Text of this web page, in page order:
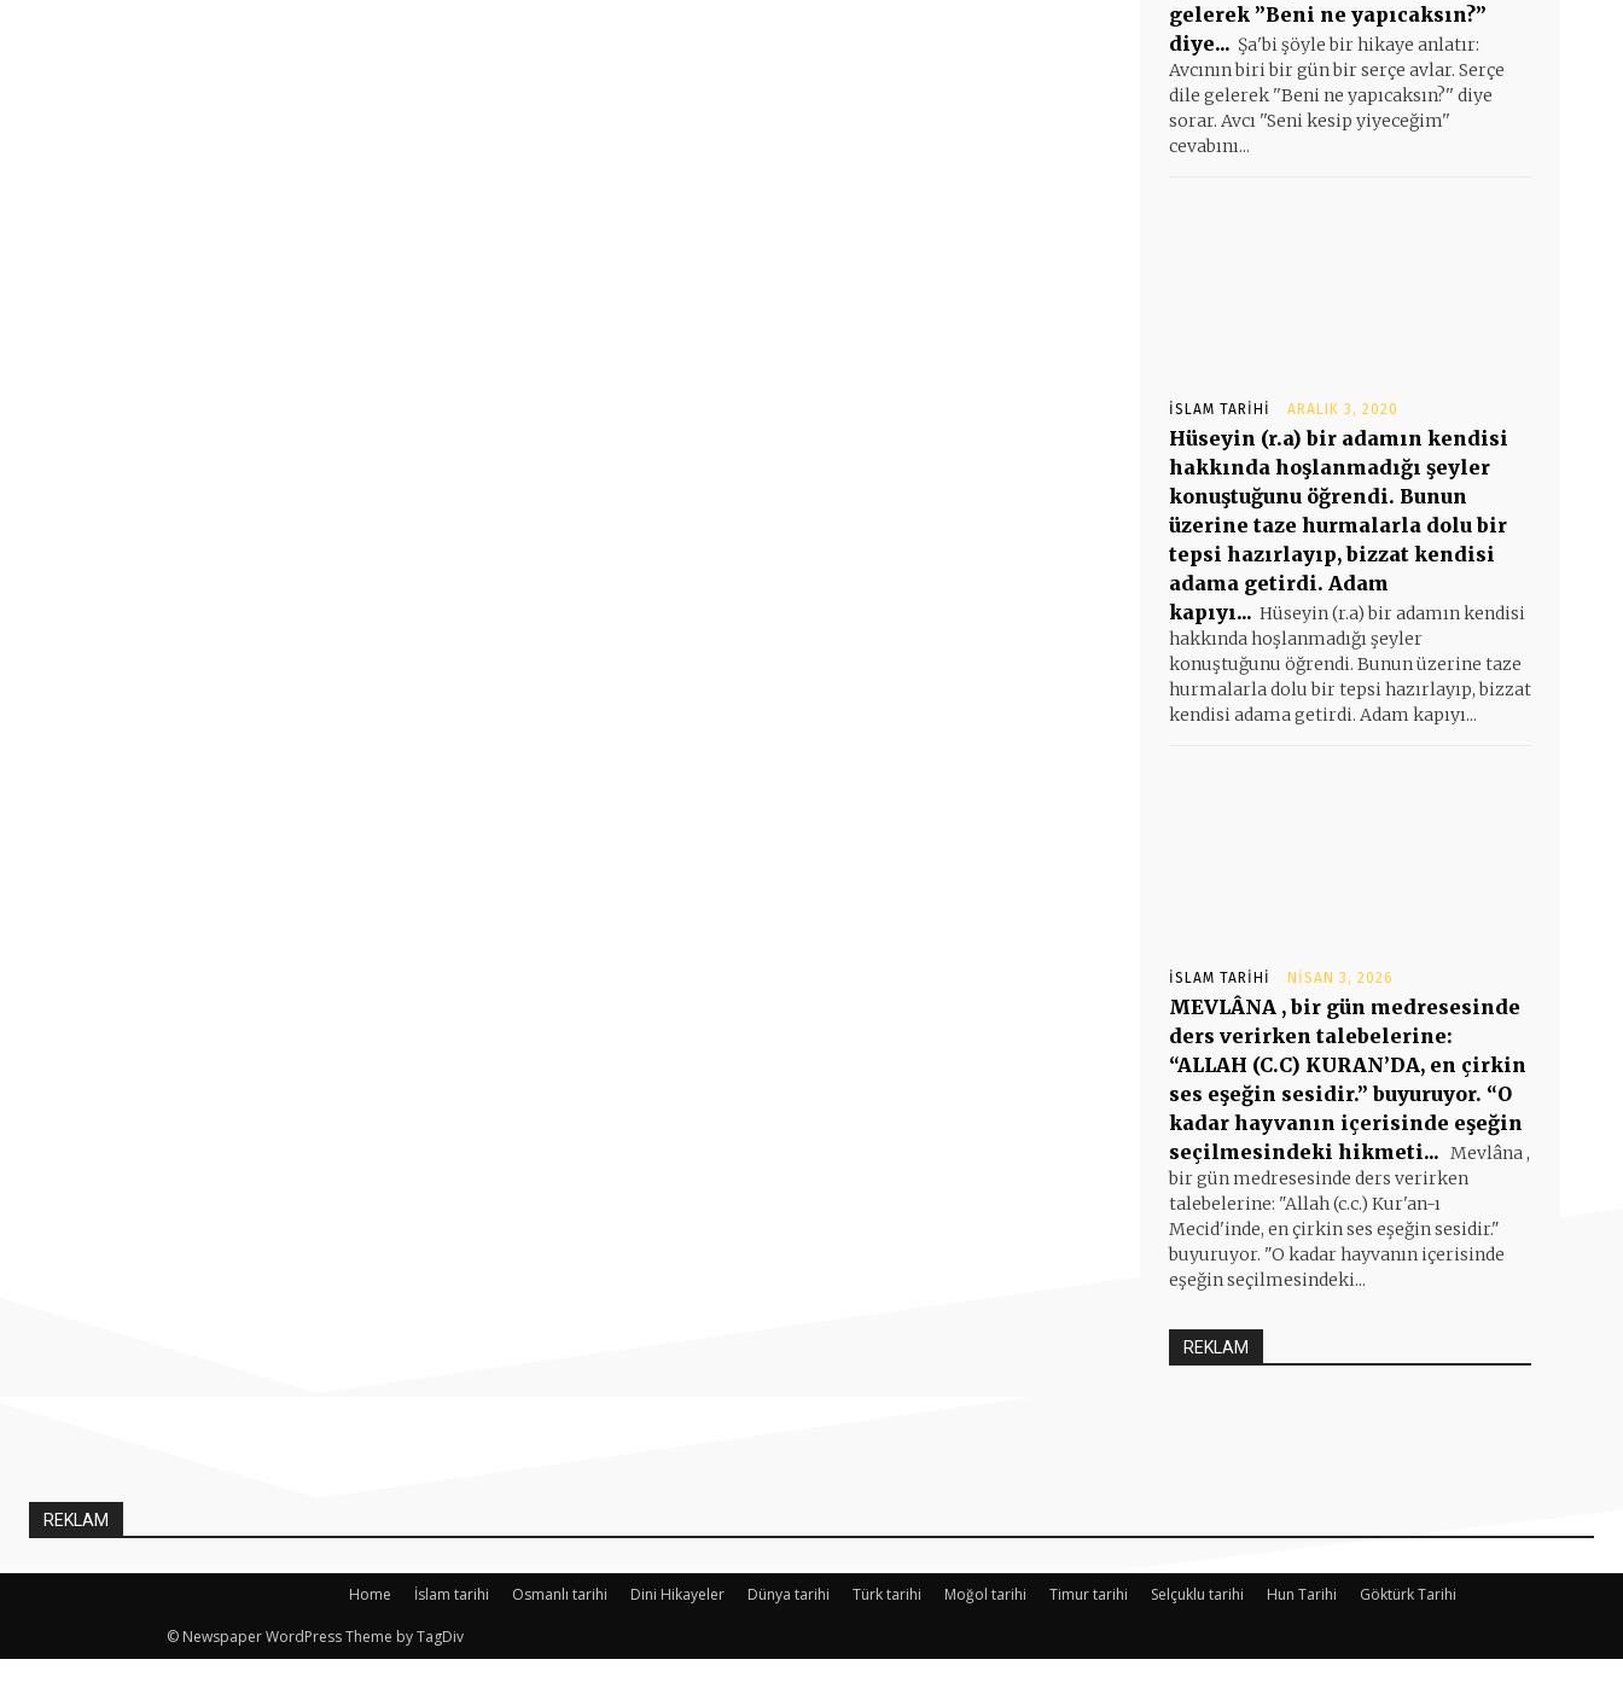
gelerek ”Beni ne yapıcaksın?”
diye... Şa'bi şöyle bir hikaye anlatır:
Avcının biri bir gün bir serçe avlar. Serçe
dile gelerek ''Beni ne yapıcaksın?'' diye
sorar. Avcı ''Seni kesip yiyeceğim''
cevabını...
İSLAM TARIHI ARALIK 3, 2020
Hüseyin (r.a) bir adamın kendisi
hakkında hoşlanmadığı şeyler
konuştuğunu öğrendi. Bunun
üzerine taze hurmalarla dolu bir
tepsi hazırlayıp, bizzat kendisi
adama getirdi. Adam
kapıyı... Hüseyin (r.a) bir adamın kendisi
hakkında hoşlanmadığı şeyler
konuştuğunu öğrendi. Bunun üzerine taze
hurmalarla dolu bir tepsi hazırlayıp, bizzat
kendisi adama getirdi. Adam kapıyı...
İSLAM TARIHI NISAN 3, 2026
MEVLÂNA , bir gün medresesinde
ders verirken talebelerine:
“ALLAH (C.C) KURAN’DA, en çirkin
ses eşeğin sesidir.” buyuruyor. “O
kadar hayvanın içerisinde eşeğin
seçilmesindeki hikmeti... Mevlâna ,
bir gün medresesinde ders verirken
talebelerine: "Allah (c.c.) Kur'an-ı
Mecid'inde, en çirkin ses eşeğin sesidir."
buyuruyor. "O kadar hayvanın içerisinde
eşeğin seçilmesindeki...
REKLAM
REKLAM
Home İslam tarihi Osmanlı tarihi Dini Hikayeler Dünya tarihi Türk tarihi Moğol tarihi Timur tarihi Selçuklu tarihi Hun Tarihi Göktürk Tarihi
© Newspaper WordPress Theme by TagDiv